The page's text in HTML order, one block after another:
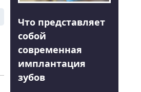
Что представляет
собой
современная
имплантация
зубов